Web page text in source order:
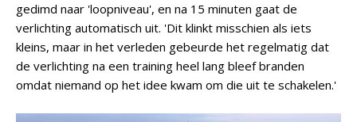
gedimd naar 'loopniveau', en na 15 minuten gaat de
verlichting automatisch uit. 'Dit klinkt misschien als iets
kleins, maar in het verleden gebeurde het regelmatig dat
de verlichting na een training heel lang bleef branden
omdat niemand op het idee kwam om die uit te schakelen.'